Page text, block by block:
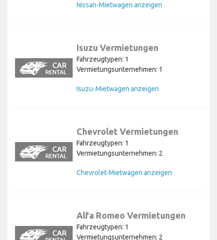
Nissan-Mietwagen anzeigen
Isuzu Vermietungen
Fahrzeugtypen: 1
Vermietungsunternehmen: 1
Isuzu-Mietwagen anzeigen
Chevrolet Vermietungen
Fahrzeugtypen: 1
Vermietungsunternehmen: 2
Chevrolet-Mietwagen anzeigen
Alfa Romeo Vermietungen
Fahrzeugtypen: 1
Vermietungsunternehmen: 2